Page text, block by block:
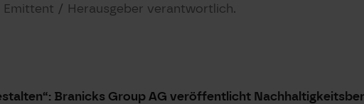
/ Herausgeber verantwortlich.
Branicks Group AG veröffentlicht